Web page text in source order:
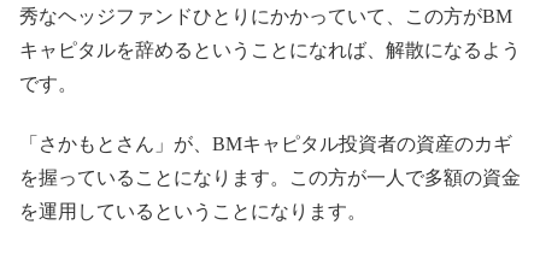
秀なヘッジファンドひとりにかかっていて、この方がBM
キャピタルを辞めるということになれば、解散になるよう
です。
「さかもとさん」が、BMキャピタル投資者の資産のカギ
を握っていることになります。この方が一人で多額の資金
を運用しているということになります。